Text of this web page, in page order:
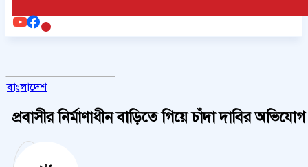
বাংলাদেশ
প্রবাসীর নির্মাণাধীন বাড়িতে গিয়ে চাঁদা দাবির অভিযোগ